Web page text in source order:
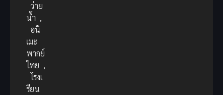
ว่าย
น้ำ ,
อนิ
เมะ
พากย์
ไทย ,
โรงเ
รียน